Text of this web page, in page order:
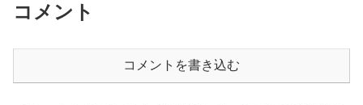
コメント
コメントを書き込む